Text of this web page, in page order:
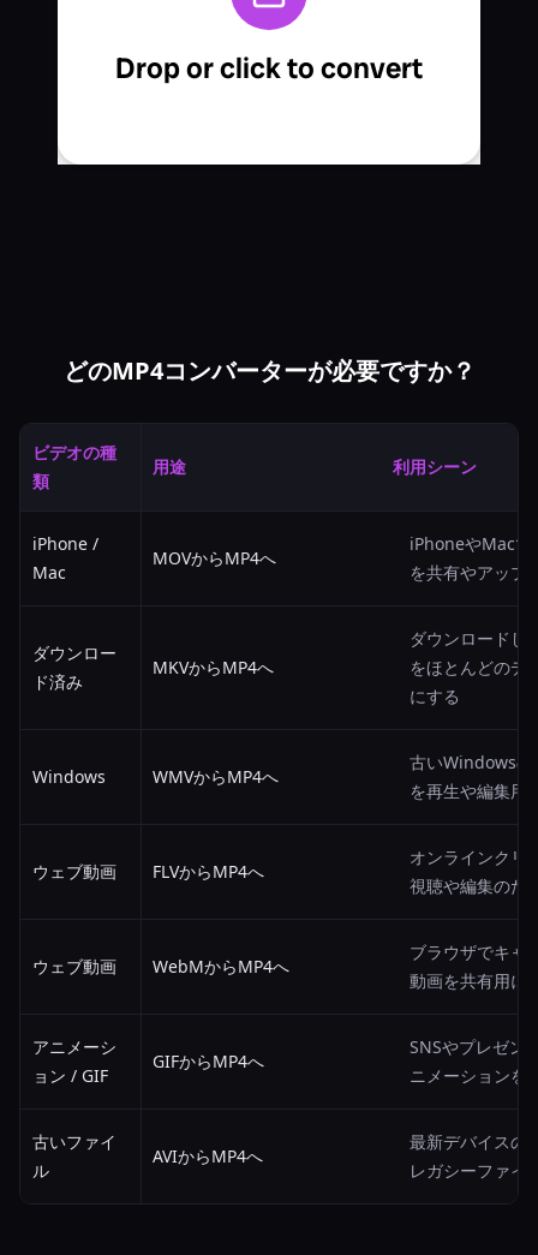
どのMP4コンバーターが必要ですか？
ビデオの種
類
用途 利用シーン
iPhone /
Mac
MOVからMP4へ
iPhoneやMacで
を共有やアップ
ダウンロー
ド済み
MKVからMP4へ
ダウンロードし
をほとんどのデ
にする
Windows WMVからMP4へ
古いWindowsの
を再生や編集用
ウェブ動画 FLVからMP4へ
オンラインクリ
視聴や編集のた
ウェブ動画 WebMからMP4へ
ブラウザでキャ
動画を共有用に
アニメーシ
ョン / GIF
GIFからMP4へ
SNSやプレゼン
ニメーションを
古いファイ
ル
AVIからMP4へ
最新デバイスの
レガシーファイ